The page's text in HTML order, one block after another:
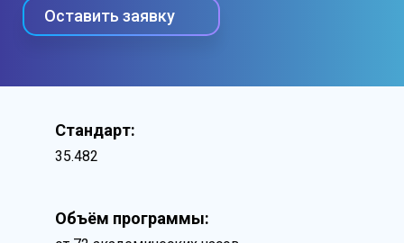
Оставить заявку
Стандарт:
35.482
Объём программы: